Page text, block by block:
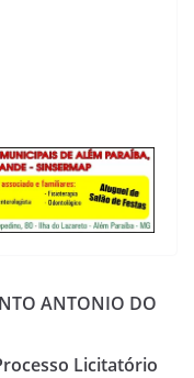
ANTONIO DO
Licitatório